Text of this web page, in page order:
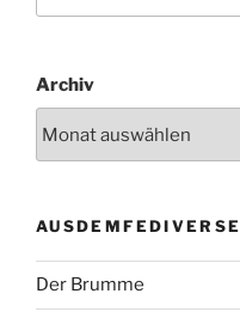
Archiv
AUSDEMFEDIVERSE
Der Brumme